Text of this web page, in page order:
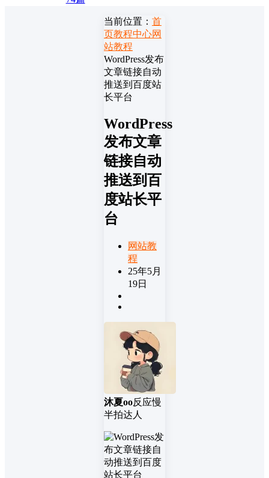
当前位置： 首
页教程中心网
站教程
WordPress发布
文章链接自动
推送到百度站
长平台
WordPress
发布文章
链接自动
推送到百
度站长平
台
网站教
程
25年5月
19日
沐夏oo反应慢
半拍达人